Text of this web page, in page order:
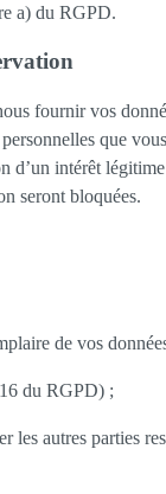
a) du RGPD.
fournir vos
que
intérêt
seront bloquées.
de vos
du RGPD) ;
autres parties